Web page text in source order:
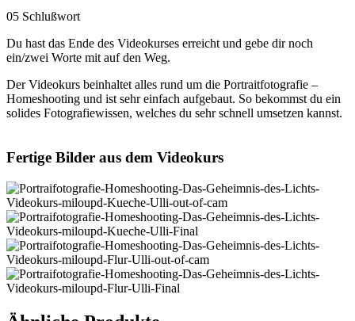
05 Schlußwort
Du hast das Ende des Videokurses erreicht und gebe dir noch
ein/zwei Worte mit auf den Weg.
Der Videokurs beinhaltet alles rund um die Portraitfotografie –
Homeshooting und ist sehr einfach aufgebaut. So bekommst du ein
solides Fotografiewissen, welches du sehr schnell umsetzen kannst.
Fertige Bilder aus dem Videokurs